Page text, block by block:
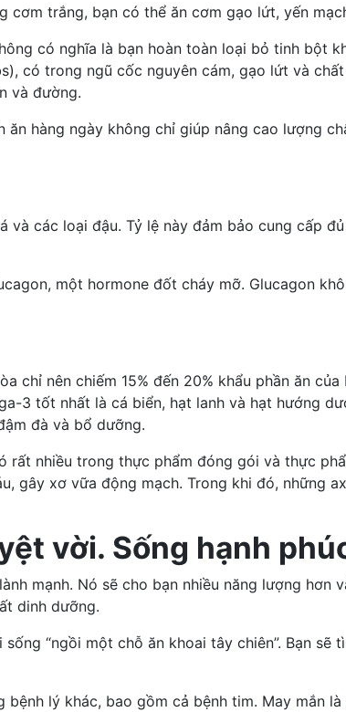
cơm trắng, bạn có thể ăn cơm gạo lứt, yến
có nghĩa là bạn hoàn toàn loại bỏ tinh
có trong ngũ cốc nguyên cám, gạo lứt và
và đường.
hàng ngày không chỉ giúp nâng cao lượng
và các loại đậu. Tỷ lệ này đảm bảo cung cấp
một hormone đốt cháy mỡ. Glucagon
chỉ nên chiếm 15% đến 20% khẩu phần ăn
3 tốt nhất là cá biển, hạt lanh và hạt hướng
đà và bổ dưỡng.
nhiều trong thực phẩm đóng gói và thực
gây xơ vữa động mạch. Trong khi đó, những
vời. Sống hạnh
mạnh. Nó sẽ cho bạn nhiều năng lượng
dinh dưỡng.
“ngồi một chỗ ăn khoai tây chiên”. Bạn
lý khác, bao gồm cả bệnh tim. May mắn